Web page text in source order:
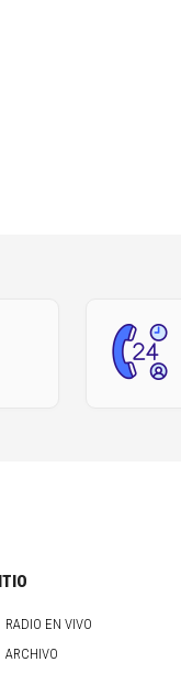
RADIO EN VIVO
ARCHIVO